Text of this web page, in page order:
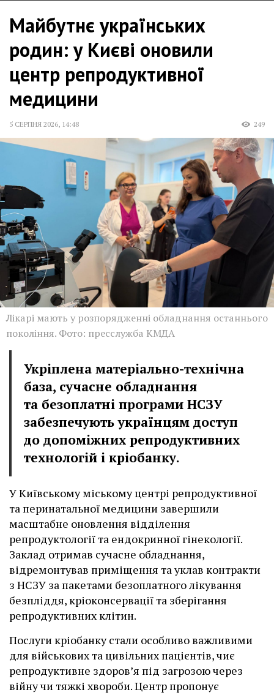
Майбутнє українських
родин: у Києві оновили
центр репродуктивної
медицини
5 СЕРПНЯ 2026, 14:48 249
Лікарі мають у розпорядженні обладнання останнього
покоління. Фото: пресслужба КМДА
Укріплена матеріально-технічна
база, сучасне обладнання
та безоплатні програми НСЗУ
забезпечують українцям доступ
до допоміжних репродуктивних
технологій і кріобанку.
У Київському міському центрі репродуктивної
та перинатальної медицини завершили
масштабне оновлення відділення
репродуктології та ендокринної гінекології.
Заклад отримав сучасне обладнання,
відремонтував приміщення та уклав контракти
з НСЗУ за пакетами безоплатного лікування
безпліддя, кріоконсервації та зберігання
репродуктивних клітин.
Послуги кріобанку стали особливо важливими
для військових та цивільних пацієнтів, чиє
репродуктивне здоров’я під загрозою через
війну чи тяжкі хвороби. Центр пропонує